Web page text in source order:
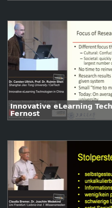
Innovative eLearning
Fernost